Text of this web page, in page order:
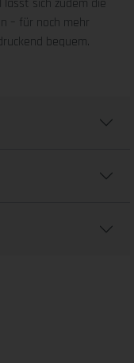
– für noch mehr
bequem.